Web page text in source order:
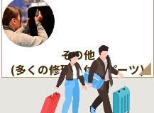
その他
(多くの修理・付属パーツ)